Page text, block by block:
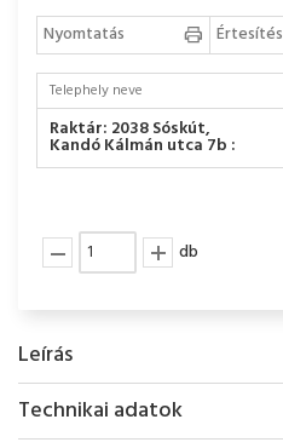
Nyomtatás
Értesítés
Telephely neve
Raktár: 2038 Sóskút,
Kandó Kálmán utca 7b :
db
Leírás
Technikai adatok